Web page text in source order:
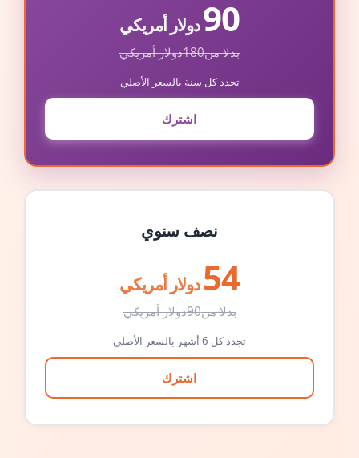
90دولار أمريكي
بدلا من180دولار أمريكي
تجدد كل سنة بالسعر الأصلي
اشترك
نصف سنوي
54 دولار أمريكي
بدلا من90دولار أمريكي
تجدد كل 6 أشهر بالسعر الأصلي
اشترك